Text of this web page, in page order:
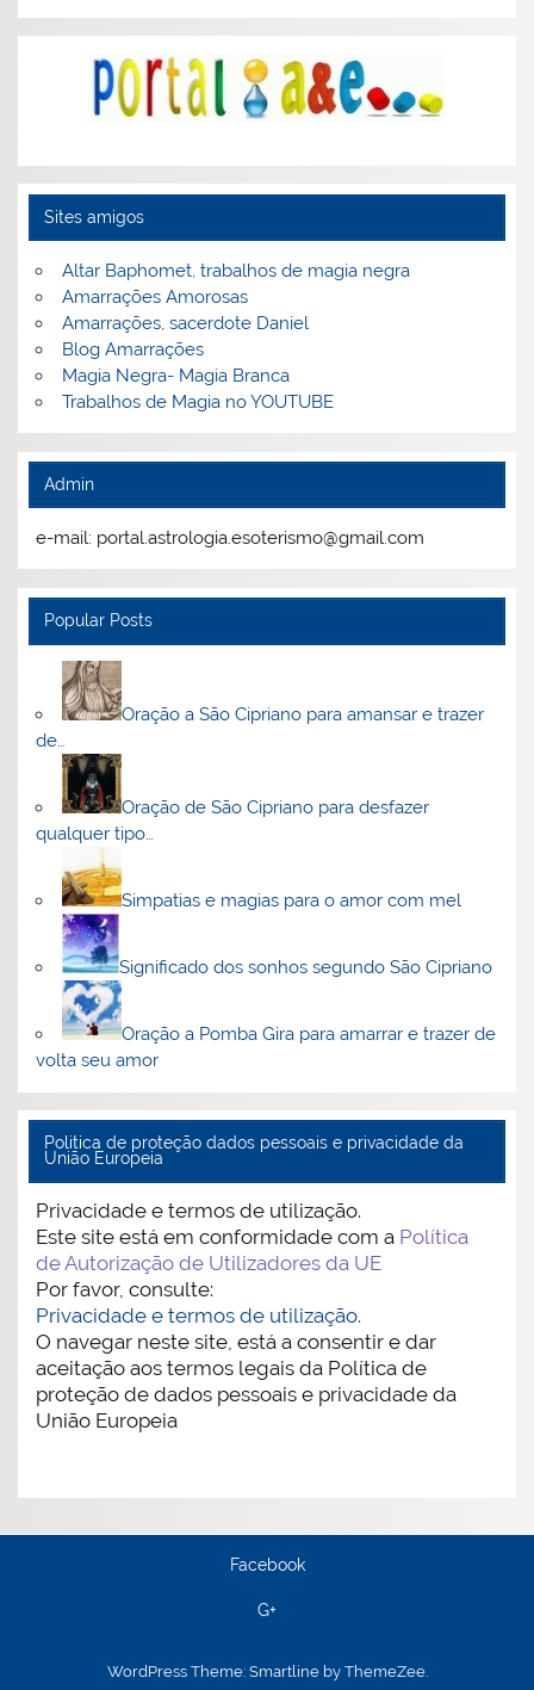
Sites amigos
Altar Baphomet, trabalhos de magia negra
Amarrações Amorosas
Amarrações, sacerdote Daniel
Blog Amarrações
Magia Negra- Magia Branca
Trabalhos de Magia no YOUTUBE
Admin
e-mail: portal.astrologia.esoterismo@gmail.com
Popular Posts
Oração a São Cipriano para amansar e trazer
de…
Oração de São Cipriano para desfazer
qualquer tipo…
Simpatias e magias para o amor com mel
Significado dos sonhos segundo São Cipriano
Oração a Pomba Gira para amarrar e trazer de
volta seu amor
Politica de proteção dados pessoais e privacidade da
União Europeia
Privacidade e termos de utilização.
Este site está em conformidade com a Política
de Autorização de Utilizadores da UE
Por favor, consulte:
Privacidade e termos de utilização.
O navegar neste site, está a consentir e dar
aceitação aos termos legais da Política de
proteção de dados pessoais e privacidade da
União Europeia
Facebook
G+
WordPress Theme: Smartline by ThemeZee.